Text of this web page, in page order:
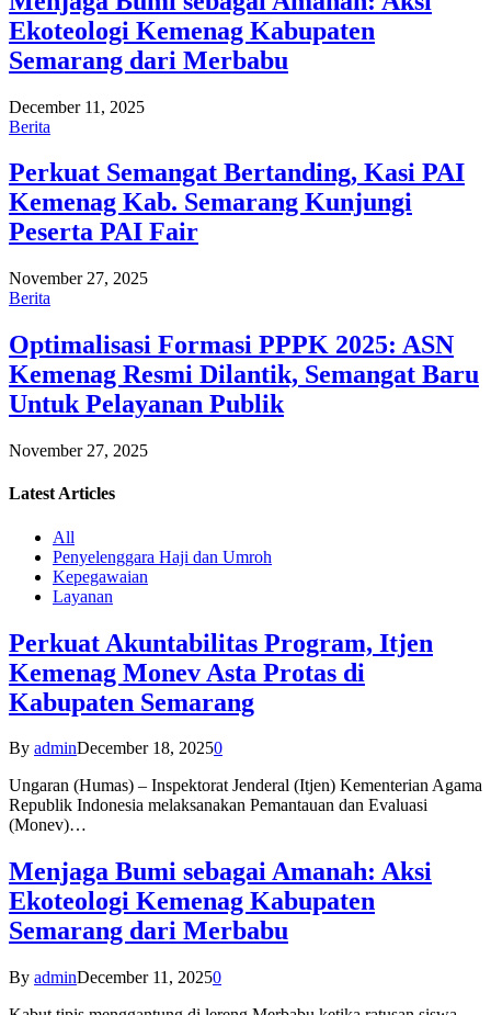
Ekoteologi Kemenag Kabupaten
Semarang dari Merbabu
December 11, 2025
Berita
Perkuat Semangat Bertanding, Kasi PAI
Kemenag Kab. Semarang Kunjungi
Peserta PAI Fair
November 27, 2025
Berita
Optimalisasi Formasi PPPK 2025: ASN
Kemenag Resmi Dilantik, Semangat Baru
Untuk Pelayanan Publik
November 27, 2025
Latest Articles
All
Penyelenggara Haji dan Umroh
Kepegawaian
Layanan
Perkuat Akuntabilitas Program, Itjen
Kemenag Monev Asta Protas di
Kabupaten Semarang
By adminDecember 18, 20250
Ungaran (Humas) – Inspektorat Jenderal (Itjen) Kementerian Agama
Republik Indonesia melaksanakan Pemantauan dan Evaluasi
(Monev)…
Menjaga Bumi sebagai Amanah: Aksi
Ekoteologi Kemenag Kabupaten
Semarang dari Merbabu
By adminDecember 11, 20250